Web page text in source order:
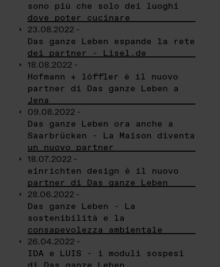
sono più che solo dei luoghi
dove poter cucinare
23.08.2022 -
Das ganze Leben espande la rete
dei partner - Lisel.de
18.08.2022 -
Hofmann + löffler è il nuovo
partner di Das ganze Leben a
Jena
09.08.2022 -
Das ganze Leben ora anche a
Saarbrücken - La Maison diventa
un nuovo partner
18.07.2022 -
einrichten design è il nuovo
partner di Das ganze Leben
28.06.2022 -
Das ganze Leben - La
sostenibilità e la
consapevolezza ambientale
26.04.2022 -
IDA e LUIS - i moduli sospesi